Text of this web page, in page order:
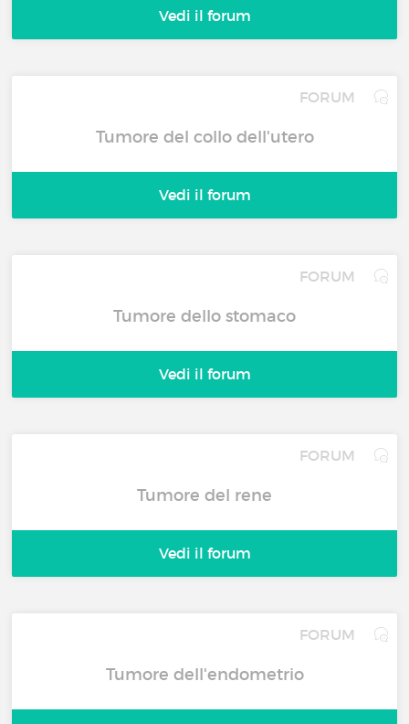
Vedi il forum
FORUM
Tumore del collo dell'utero
Vedi il forum
FORUM
Tumore dello stomaco
Vedi il forum
FORUM
Tumore del rene
Vedi il forum
FORUM
Tumore dell'endometrio